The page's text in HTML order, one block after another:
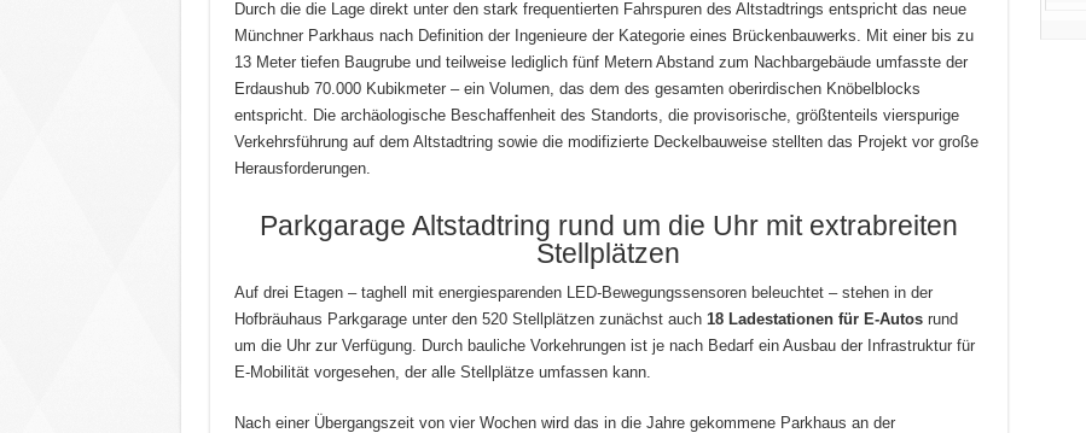
Durch die die Lage direkt unter den stark frequentierten Fahrspuren des Altstadtrings entspricht das neue
Münchner Parkhaus nach Definition der Ingenieure der Kategorie eines Brückenbauwerks. Mit einer bis zu
13 Meter tiefen Baugrube und teilweise lediglich fünf Metern Abstand zum Nachbargebäude umfasste der
Erdaushub 70.000 Kubikmeter – ein Volumen, das dem des gesamten oberirdischen Knöbelblocks
entspricht. Die archäologische Beschaffenheit des Standorts, die provisorische, größtenteils vierspurige
Verkehrsführung auf dem Altstadtring sowie die modifizierte Deckelbauweise stellten das Projekt vor große
Herausforderungen.
Parkgarage Altstadtring rund um die Uhr mit extrabreiten
Stellplätzen
Auf drei Etagen – taghell mit energiesparenden LED-Bewegungssensoren beleuchtet – stehen in der
Hofbräuhaus Parkgarage unter den 520 Stellplätzen zunächst auch 18 Ladestationen für E-Autosrund
um die Uhr zur Verfügung. Durch bauliche Vorkehrungen ist je nach Bedarf ein Ausbau der Infrastruktur für
E-Mobilität vorgesehen, der alle Stellplätze umfassen kann.
Nach einer Übergangszeit von vier Wochen wird das in die Jahre gekommene Parkhaus an der